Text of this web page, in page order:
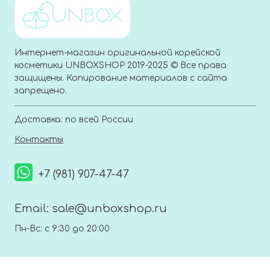
Интернет-магазин оригинальной корейской
косметики UNBOXSHOP 2019-2025 © Все права
защищены. Копирование материалов с сайта
запрещено.
Доставка: по всей России
Контакты
+7 (981) 907-47-47
Email: sale@unboxshop.ru
Пн-Вс: с 9:30 до 20:00